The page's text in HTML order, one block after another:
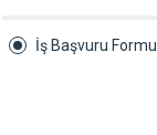
İş Başvuru Formu